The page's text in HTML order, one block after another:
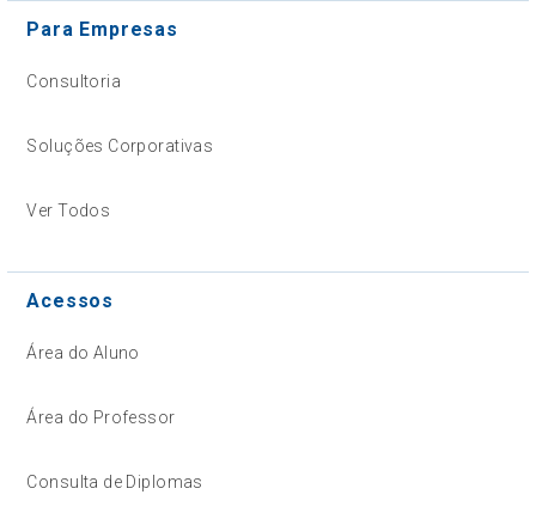
Para Empresas
Consultoria
Soluções Corporativas
Ver Todos
Acessos
Área do Aluno
Área do Professor
Consulta de Diplomas